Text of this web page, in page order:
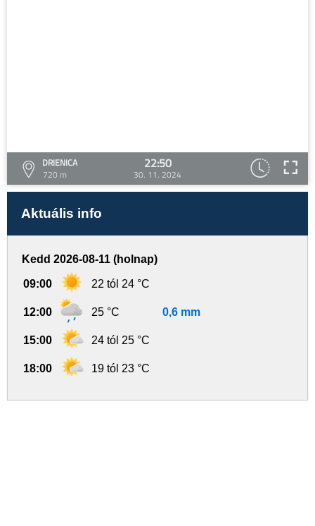
DRIENICA
720 m
22:50
30. 11. 2024
Aktuális info
Kedd 2026-08-11 (holnap)
09:00 22 tól 24 °C
12:00 25 °C 0,6 mm
15:00 24 tól 25 °C
18:00 19 tól 23 °C